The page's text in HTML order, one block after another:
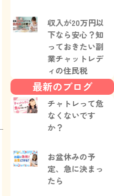
収入が20万円以
下なら安心？知
っておきたい副
業チャットレデ
ィの住民税
最新のブログ
チャトレって危
なくないです
か？
お盆休みの予
定、急に決まっ
たら